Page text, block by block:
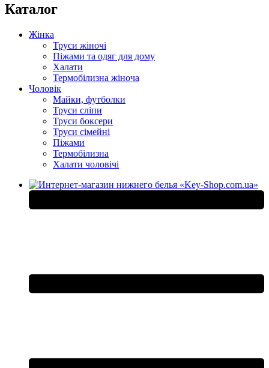
Каталог
Жінка
Труси жіночі
Піжами та одяг для дому
Халати
Термобілизна жіноча
Чоловік
Майки, футболки
Труси сліпи
Труси боксери
Труси сімейні
Піжами
Термобілизна
Халати чоловічі